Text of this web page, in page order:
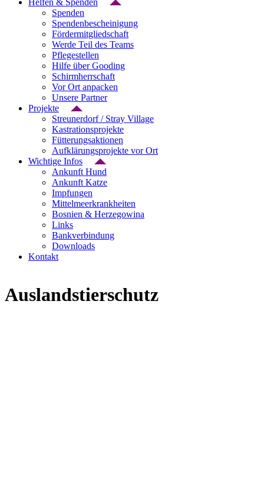
Helfen & Spenden
Spenden
Spendenbescheinigung
Fördermitgliedschaft
Werde Teil des Teams
Pflegestellen
Hilfe über Gooding
Schirmherrschaft
Vor Ort anpacken
Unsere Partner
Projekte
Streunerdorf / Stray Village
Kastrationsprojekte
Fütterungsaktionen
Aufklärungsprojekte vor Ort
Wichtige Infos
Ankunft Hund
Ankunft Katze
Impfungen
Mittelmeerkrankheiten
Bosnien & Herzegowina
Links
Bankverbindung
Downloads
Kontakt
Auslandstierschutz